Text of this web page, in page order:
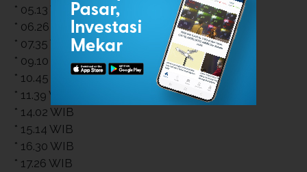
* 05.13 WIB
* 06.26 WIB
* 07.35 WIB
* 09.10 WIB
* 10.45 WIB
* 11.39 WIB
* 14.02 WIB
* 15.14 WIB
* 16.30 WIB
* 17.26 WIB